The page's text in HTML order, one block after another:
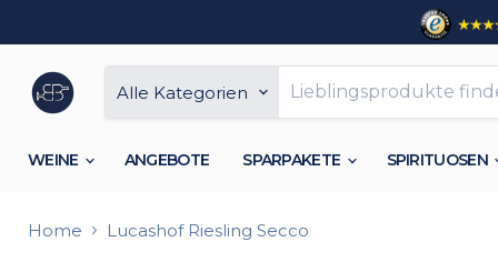
Alle Kategorien
WEINE ANGEBOTE SPARPAKETE SPIRITUOSEN
Home Lucashof Riesling Secco